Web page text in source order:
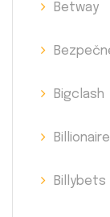
Betway
Bigclash
Billybets